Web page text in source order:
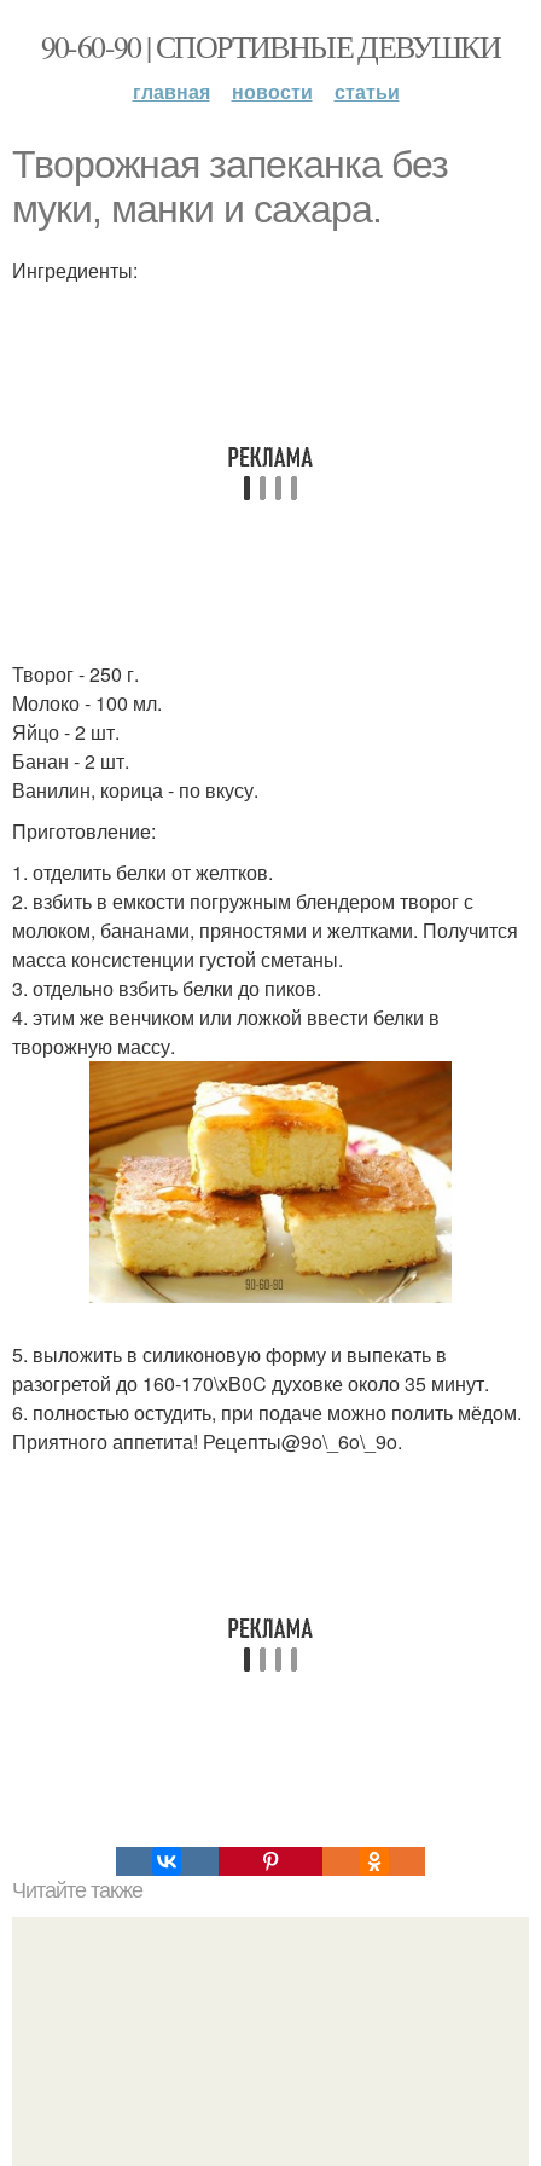
90-60-90 | СПОРТИВНЫЕ ДЕВУШКИ
главная новости статьи
Творожная запеканка без
муки, манки и сахара.
Ингредиенты:
Творог - 250 г.
Молоко - 100 мл.
Яйцо - 2 шт.
Банан - 2 шт.
Ванилин, корица - по вкусу.
Приготовление:
1. отделить белки от желтков.
2. взбить в емкости погружным блендером творог с
молоком, бананами, пряностями и желтками. Получится
масса консистенции густой сметаны.
3. отдельно взбить белки до пиков.
4. этим же венчиком или ложкой ввести белки в
творожную массу.
5. выложить в силиконовую форму и выпекать в
разогретой до 160-170\xB0C духовке около 35 минут.
6. полностью остудить, при подаче можно полить мёдом.
Приятного аппетита! Рецепты@9o\_6o\_9o.
Читайте также